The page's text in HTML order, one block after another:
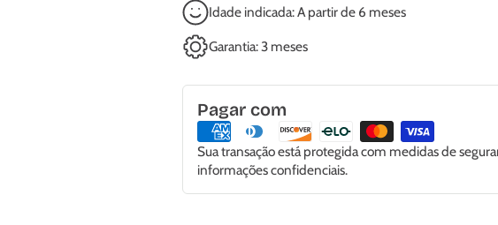
Idade indicada: A partir de 6 meses
Garantia: 3 meses
Pagar com
Sua transação está protegida com medidas de
informações confidenciais.